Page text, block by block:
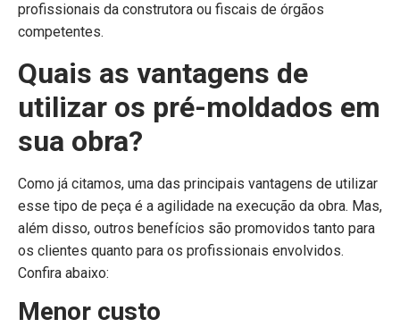
profissionais da construtora ou fiscais de órgãos
competentes.
Quais as vantagens de
utilizar os pré-moldados em
sua obra?
Como já citamos, uma das principais vantagens de utilizar
esse tipo de peça é a agilidade na execução da obra. Mas,
além disso, outros benefícios são promovidos tanto para
os clientes quanto para os profissionais envolvidos.
Confira abaixo:
Menor custo